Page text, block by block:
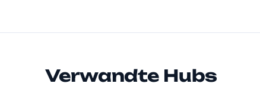
Verwandte Hubs